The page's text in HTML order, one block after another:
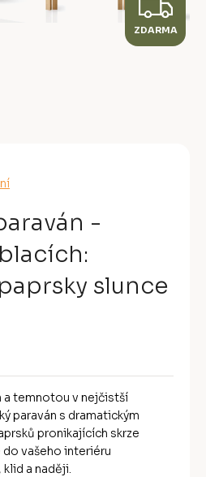
-
slunce
a temnotou v nejčistší
paraván s dramatickým
pronikajících skrze
vašeho interiéru
a naději.
Z
D
ZDARMA